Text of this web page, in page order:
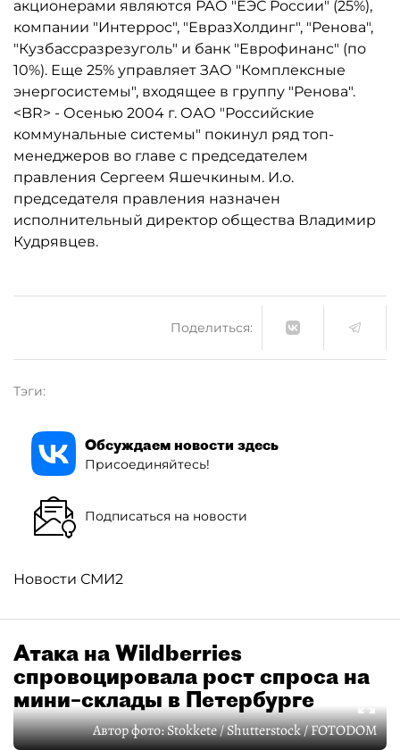
акционерами являются РАО "ЕЭС России" (25%),
компании "Интеррос", "ЕвразХолдинг", "Ренова",
"Кузбассразрезуголь" и банк "Еврофинанс" (по
10%). Еще 25% управляет ЗАО "Комплексные
энергосистемы", входящее в группу "Ренова".
<BR> - Осенью 2004 г. ОАО "Российские
коммунальные системы" покинул ряд топ-
менеджеров во главе с председателем
правления Сергеем Яшечкиным. И.о.
председателя правления назначен
исполнительный директор общества Владимир
Кудрявцев.
Поделиться:
Тэги:
Обсуждаем новости здесь
Присоединяйтесь!
Подписаться на новости
Новости СМИ2
Атака на Wildberries
спровоцировала рост спроса на
мини–склады в Петербурге
Автор фото:Stokkete / Shutterstock / FOTODOM